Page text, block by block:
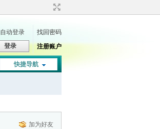
自动登录
找回密码
登录 注册账户
快捷导航
加为好友